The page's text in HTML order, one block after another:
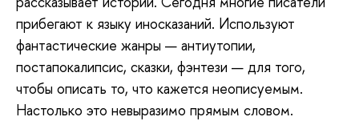
прибегают к языку иносказаний. Используют
фантастические жанры — антиутопии,
постапокалипсис, сказки, фэнтези — для того,
чтобы описать то, что кажется неописуемым.
Настолько это невыразимо прямым словом.